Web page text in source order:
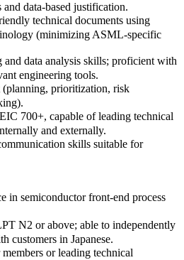
data‑based justification.
technical documents using
(minimizing ASML‑specific
and data analysis skills; proficient with
engineering tools.
(planning, prioritization, risk
700+, capable of leading technical
and externally.
skills suitable for
in semiconductor front-end process
N2 or above; able to independently
customers in Japanese.
or leading technical